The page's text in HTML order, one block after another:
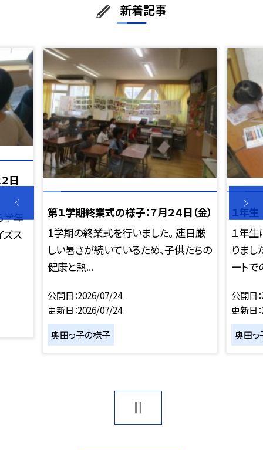
新着記事
日
学年
ズス
第１学期終業式の様子：７月２４日（金）
1学期の終業式を行いました。 連日厳
しい暑さが続いているため、子供たちの
健康と熱...
公開日 2026/07/24
更新日 2026/07/24
奥田っ子の様子
１年生
１年
りまし
ートで
公開日
更新日
奥田